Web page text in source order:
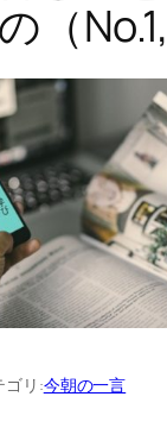
（
ゴリ:今朝の一言